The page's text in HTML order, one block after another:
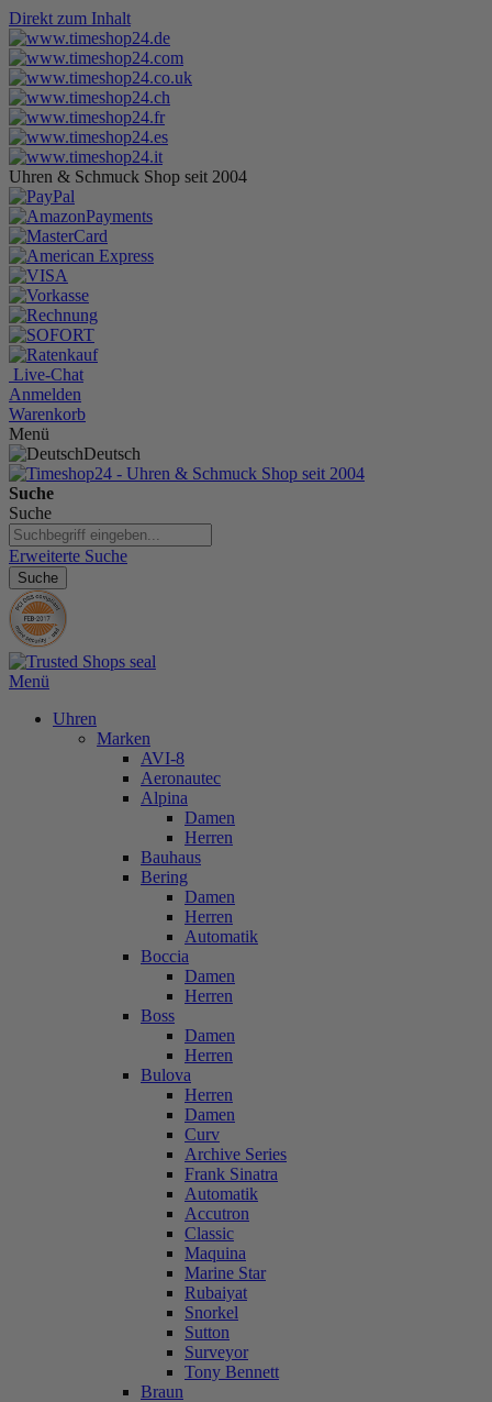
Direkt zum Inhalt
Uhren & Schmuck Shop seit 2004
Live-Chat
Anmelden
Warenkorb
Menü
Deutsch
Suche
Suche
Erweiterte Suche
Suche
Menü
Uhren
Marken
AVI-8
Aeronautec
Alpina
Damen
Herren
Bauhaus
Bering
Damen
Herren
Automatik
Boccia
Damen
Herren
Boss
Damen
Herren
Bulova
Herren
Damen
Curv
Archive Series
Frank Sinatra
Automatik
Accutron
Classic
Maquina
Marine Star
Rubaiyat
Snorkel
Sutton
Surveyor
Tony Bennett
Braun